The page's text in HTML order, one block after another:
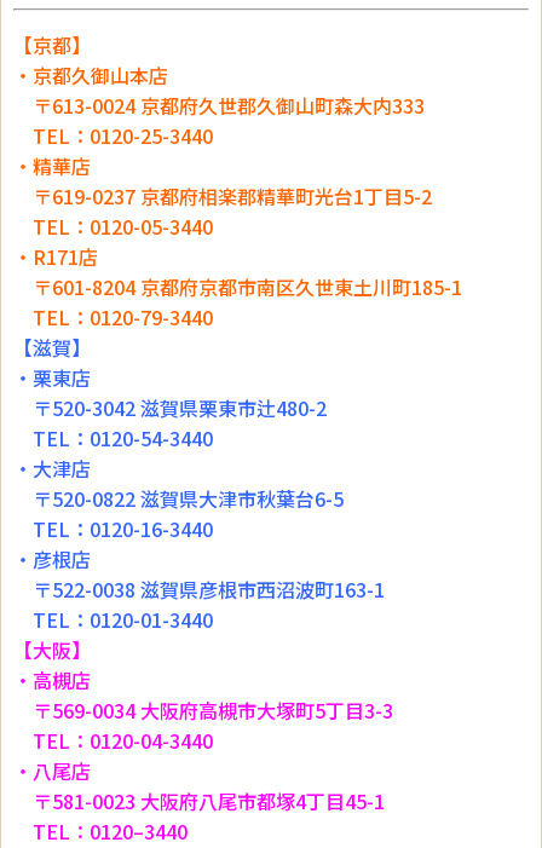
【京都】
・京都久御山本店
〒613-0024 京都府久世郡久御山町森大内333
TEL：0120-25-3440
・精華店
〒619-0237 京都府相楽郡精華町光台1丁目5-2
TEL：0120-05-3440
・R171店
〒601-8204 京都府京都市南区久世東土川町185-1
TEL：0120-79-3440
【滋賀】
・栗東店
〒520-3042 滋賀県栗東市辻480-2
TEL：0120-54-3440
・大津店
〒520-0822 滋賀県大津市秋葉台6-5
TEL：0120-16-3440
・彦根店
〒522-0038 滋賀県彦根市西沼波町163-1
TEL：0120-01-3440
【大阪】
・高槻店
〒569-0034 大阪府高槻市大塚町5丁目3-3
TEL：0120-04-3440
・八尾店
〒581-0023 大阪府八尾市都塚4丁目45-1
TEL：0120–3440